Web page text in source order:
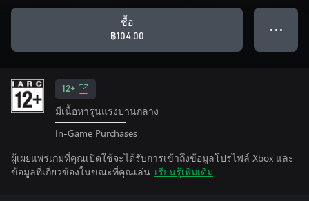
ซื้อ
฿104.00
● ● ●
12+
มีเนื้อหารุนแรงปานกลาง
In-Game Purchases
ผู้เผยแพร่เกมที่คุณเปิดใช้จะได้รับการเข้าถึงข้อมูลโปรไฟล์ Xbox และ
ข้อมูลที่เกี่ยวข้องในขณะที่คุณเล่น เรียนรู้เพิ่มเติม